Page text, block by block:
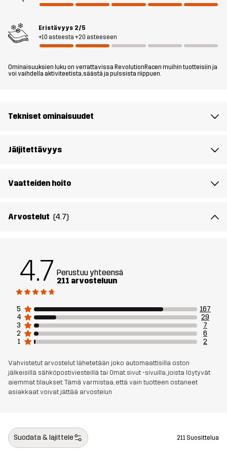
Materiaali 1
75% Polyesteria (Kierrätettyä), 25%
Paino 370 grammaa koossa M
Eristävyys 2/5
+10 asteesta +20 asteeseen
Ominaisuuksien luku on verrattavissa RevolutionRacen muihin tuotteisiin ja
voi vaihdella aktiviteetista, säästä ja pulssista riippuen.
Tekniset ominaisuudet
Jäljitettävyys
Vaatteiden hoito
Arvostelut (4.7)
4.7 Perustuu yhteensä
211 arvosteluun
5
167
4
29
3
7
2
6
1
2
Vahvistetut arvostelut lähetetään joko automaattisilla oston
jälkeisillä sähköpostiviesteillä tai Omat sivut -sivuilla, joista löytyvät
aiemmat tilaukset. Tämä varmistaa, että vain tuotteen ostaneet
asiakkaat voivat jättää arvostelun
Suodata & lajittele 211 Suosittelua